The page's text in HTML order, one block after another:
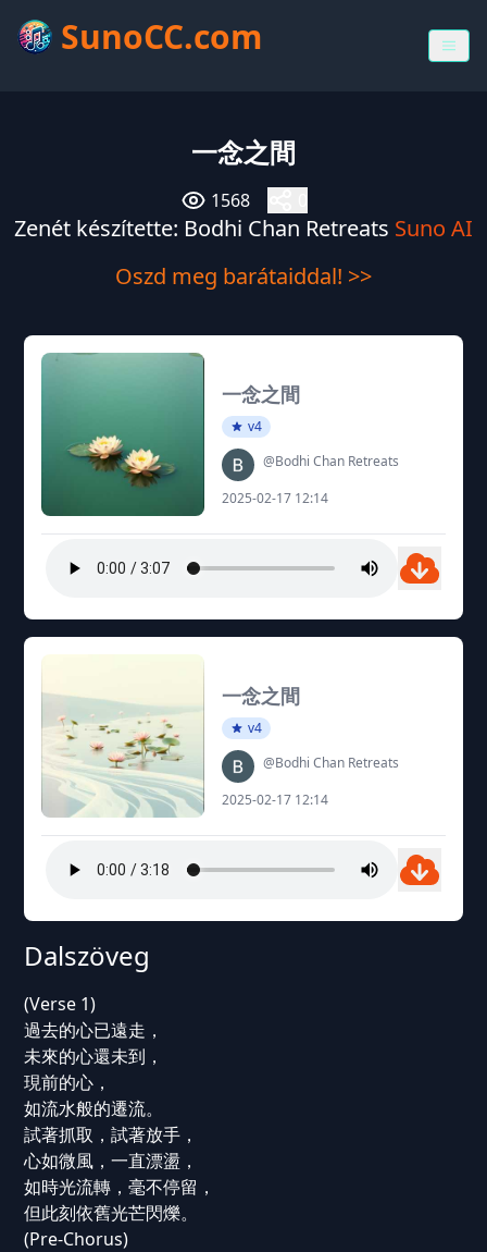
SunoCC.com
一念之間
1568
Zenét készítette: Bodhi Chan Retreats Suno AI
Oszd meg barátaiddal! >>
一念之間
v4
@Bodhi Chan Retreats
2025-02-17 12:14
一念之間
v4
@Bodhi Chan Retreats
2025-02-17 12:14
Dalszöveg
(Verse 1)
過去的心已遠走，
未來的心還未到，
現前的心，
如流水般的遷流。
試著抓取，試著放手，
心如微風，一直漂盪，
如時光流轉，毫不停留，
但此刻依舊光芒閃爍。
(Pre-Chorus)